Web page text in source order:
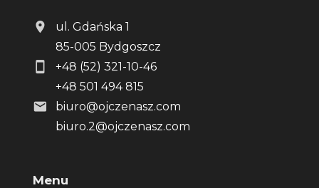
ul. Gdańska 1
85-005 Bydgoszcz
+48 (52) 321-10-46
+48 501 494 815
biuro@ojczenasz.com
biuro.2@ojczenasz.com
Menu